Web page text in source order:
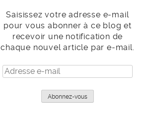
Saisissez votre adresse e-mail
pour vous abonner à ce blog et
recevoir une notification de
chaque nouvel article par e-mail.
Adresse
e-
Abonnez-vous